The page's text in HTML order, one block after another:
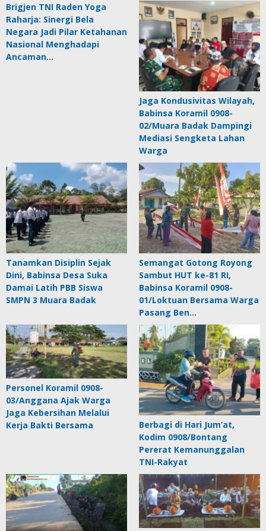
Brigjen TNI Raden Yoga
Raharja: Sinergi Bela
Negara Jadi Pilar Ketahanan
Nasional Menghadapi
Ancaman…
Jaga Kondusivitas Wilayah,
Babinsa Koramil 0908-
02/Muara Badak Dampingi
Mediasi Sengketa Lahan
Warga
Tanamkan Disiplin Sejak
Dini, Babinsa Desa Suka
Damai Latih PBB Siswa
SMPN 3 Muara Badak
Semangat Gotong Royong
Sambut HUT ke-81 RI,
Babinsa Koramil 0908-
01/Loktuan Bersama Warga
Pasang Ben…
Personel Koramil 0908-
03/Anggana Ajak Warga
Jaga Kebersihan Melalui
Kerja Bakti Bersama
Berbagi di Hari Jum’at,
Kodim 0908/Bontang
Pererat Kemanunggalan
TNI-Rakyat